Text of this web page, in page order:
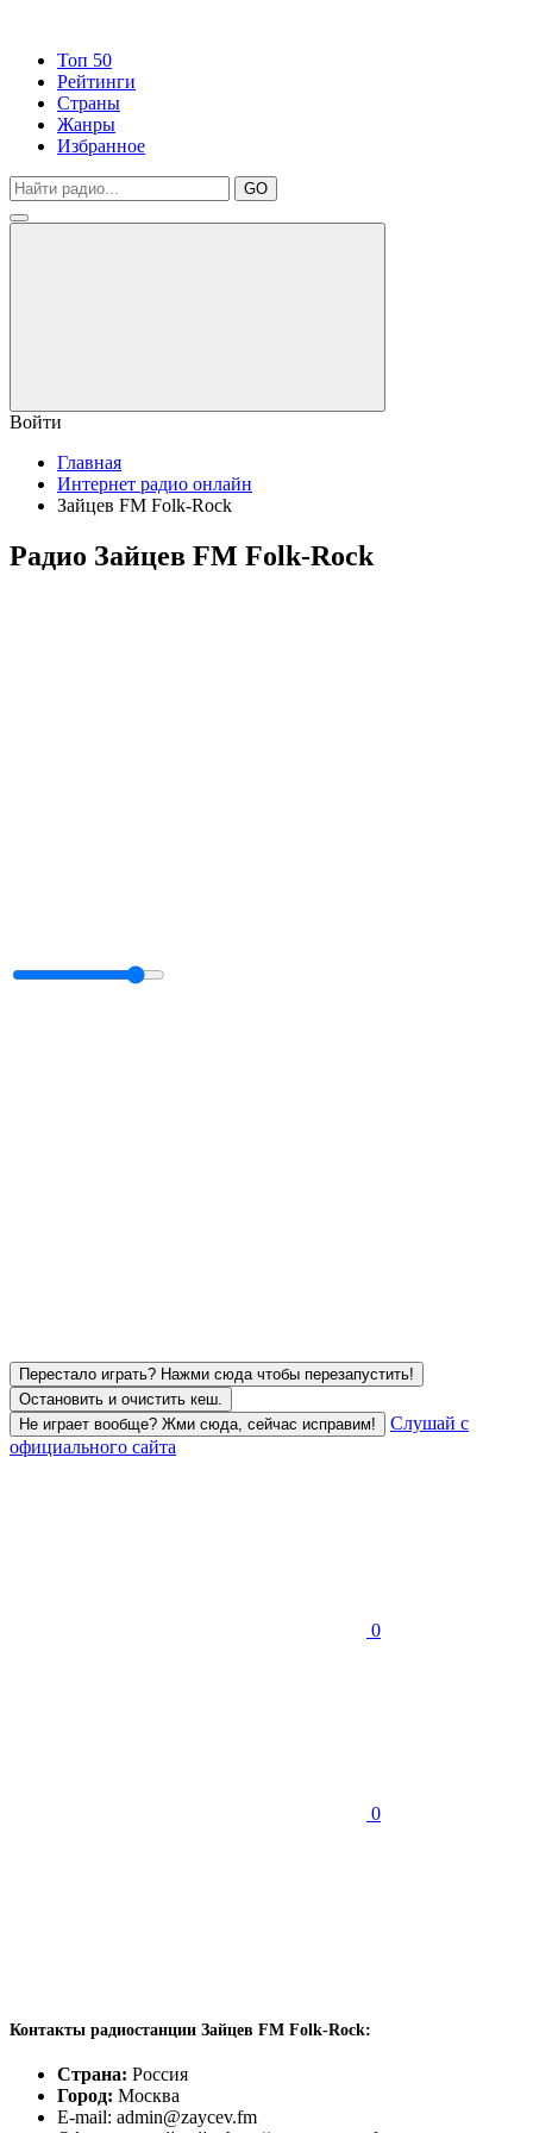
Топ 50
Рейтинги
Страны
Жанры
Избранное
GO
Войти
Главная
Интернет радио онлайн
Зайцев FM Folk-Rock
Радио Зайцев FM Folk-Rock
Перестало играть? Нажми сюда чтобы перезапустить!
Остановить и очистить кеш.
Не играет вообще? Жми сюда, сейчас исправим!
Слушай с
официального сайта
0
0
Контакты радиостанции Зайцев FM Folk-Rock:
Страна: Россия
Город: Москва
E-mail: admin@zaycev.fm